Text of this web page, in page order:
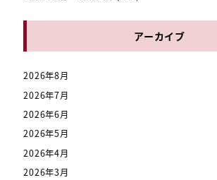
アーカイブ
2026年8月
2026年7月
2026年6月
2026年5月
2026年4月
2026年3月